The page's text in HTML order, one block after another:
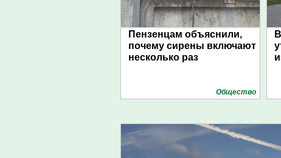
Пензенцам объяснили,
почему сирены включают
несколько раз
Общество